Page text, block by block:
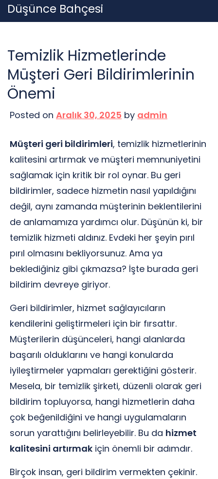
Skip
to
Düşünce Bahçesi
Temizlik Hizmetlerinde
Müşteri Geri Bildirimlerinin
Önemi
Posted on Aralık 30, 2025 by admin
Müşteri geri bildirimleri, temizlik hizmetlerinin
kalitesini artırmak ve müşteri memnuniyetini
sağlamak için kritik bir rol oynar. Bu geri
bildirimler, sadece hizmetin nasıl yapıldığını
değil, aynı zamanda müşterinin beklentilerini
de anlamamıza yardımcı olur. Düşünün ki, bir
temizlik hizmeti aldınız. Evdeki her şeyin pırıl
pırıl olmasını bekliyorsunuz. Ama ya
beklediğiniz gibi çıkmazsa? İşte burada geri
bildirim devreye giriyor.
Geri bildirimler, hizmet sağlayıcıların
kendilerini geliştirmeleri için bir fırsattır.
Müşterilerin düşünceleri, hangi alanlarda
başarılı olduklarını ve hangi konularda
iyileştirmeler yapmaları gerektiğini gösterir.
Mesela, bir temizlik şirketi, düzenli olarak geri
bildirim topluyorsa, hangi hizmetlerin daha
çok beğenildiğini ve hangi uygulamaların
sorun yarattığını belirleyebilir. Bu da hizmet
kalitesini artırmak için önemli bir adımdır.
Birçok insan, geri bildirim vermekten çekinir.